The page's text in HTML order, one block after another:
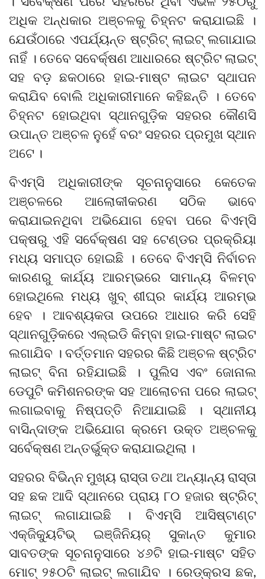
ଅଧିକ ଅନ୍ଧକାର ଅଞ୍ଚଳକୁ ଚିହ୍ନଟ କରାଯାଇଛି ।
ଯେଉଁଠାରେ ଏପର୍ଯ୍ୟନ୍ତ ଷ୍ଟ୍ରିଟ୍ ଲାଇଟ୍ ଲଗାଯାଇ
ନାହିଁ । ତେବେ ସବେର୍କ୍ଷଣ ଆଧାରରେ ଷ୍ଟ୍ରିଟ ଲାଇଟ୍
ସହ ବଡ଼ ଛକଠାରେ ହାଇ-ମାଷ୍ଟ ଲାଇଟ ସ୍ଥାପନ
କରାଯିବ ବୋଲି ଅଧିକାରୀମାନେ କହିଛନ୍ତି । ତେବେ
ଚିହ୍ନଟ ହୋଇଥିବା ସ୍ଥାନଗୁଡ଼ିକ ସହରର କୌଣସି
ଉପାନ୍ତ ଅଞ୍ଚଳ ନୁହେଁ ବରଂ ସହରର ପ୍ରମୁଖ ସ୍ଥାନ
ଅଟେ ।
ବିଏମ୍‌ସି ଅଧିକାରୀଙ୍କ ସୂଚନାନୁସାରେ କେତେକ
ଅଞ୍ଚଳରେ ଆଲୋକୀକରଣ ସଠିକ ଭାବେ
କରାଯାଇନଥିବା ଅଭିଯୋଗ ହେବା ପରେ ବିଏମ୍‌ସି
ପକ୍ଷରୁ ଏହି ସର୍ବେକ୍ଷଣ ସହ ଟେଣ୍ଡର ପ୍ରକ୍ରିୟା
ମଧ୍ୟ ସମାପ୍ତ ହୋଇଛି । ତେବେ ବିଏମ୍‌ସି ନିର୍ବାଚନ
କାରଣରୁ କାର୍ଯ୍ୟ ଆରମ୍ଭରେ ସାମାନ୍ୟ ବିଳମ୍ବ
ହୋଇଥିଲେ ମଧ୍ୟ ଖୁବ୍ ଶୀଘ୍ର କାର୍ଯ୍ୟ ଆରମ୍ଭ
ହେବ । ଆବଶ୍ୟକତା ଉପରେ ଆଧାର କରି ସେହି
ସ୍ଥାନଗୁଡ଼ିକରେ ଏଲ୍‌ଇଡି କିମ୍ବା ହାଇ-ମାଷ୍ଟ ଲାଇଟ
ଲଗାଯିବ । ବର୍ତ୍ତମାନ ସହରର କିଛି ଅଞ୍ଚଳ ଷ୍ଟ୍ରିଟ
ଲାଇଟ୍ ବିନା ରହିଯାଇଛି । ପୁଲିସ ଏବଂ ଜୋନାଲ
ଡେପୁଟି କମିଶନରଙ୍କ ସହ ଆଲୋଚନା ପରେ ଲାଇଟ୍
ଲଗାଇବାକୁ ନିଷ୍ପତ୍ତି ନିଆଯାଇଛି । ସ୍ଥାନୀୟ
ବାସିନ୍ଦାଙ୍କ ଅଭିଯୋଗ କ୍ରମେ ଉକ୍ତ ଅଞ୍ଚଳକୁ
ସର୍ବେକ୍ଷଣ ଅନ୍ତର୍ଭୁକ୍ତ କରାଯାଇଥିଲା ।
ସହରର ବିଭିନ୍ନ ମୁଖ୍ୟ ରାସ୍ତା ତଥା ଅନ୍ୟାନ୍ୟ ରାସ୍ତା
ସହ ଛକ ଆଦି ସ୍ଥାନରେ ପ୍ରାୟ ୮୦ ହଜାର ଷ୍ଟ୍ରିଟ୍
ଲାଇଟ୍ ଲଗାଯାଇଛି । ବିଏମ୍‌ସି ଆସିଷ୍ଟାଣ୍ଟ
ଏକ୍‌ଜିକ୍ୟୁଟିଭ୍ ଇଞ୍ଜିନିୟର୍ ସୁକାନ୍ତ କୁମାର
ସାବତଙ୍କ ସୂଚନାନୁସାରେ ୪୬ଟି ହାଇ-ମାଷ୍ଟ ସହିତ
ମୋଟ୍ ୨୫୦ଟି ଲାଇଟ୍ ଲଗାଯିବ । ରେଡ୍‌କ୍ରସ ଛକ,